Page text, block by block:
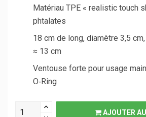
Matériau TPE « realistic touch
phtalates
18 cm de long, diamètre 3,5
≈ 13 cm
Ventouse forte pour usage
O‑Ring
AJOUTER